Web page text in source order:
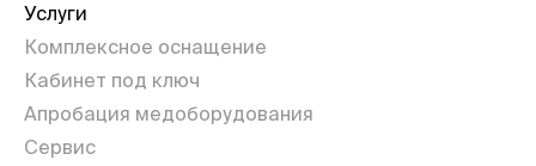
Услуги
Комплексное оснащение
Кабинет под ключ
Апробация медоборудования
Сервис